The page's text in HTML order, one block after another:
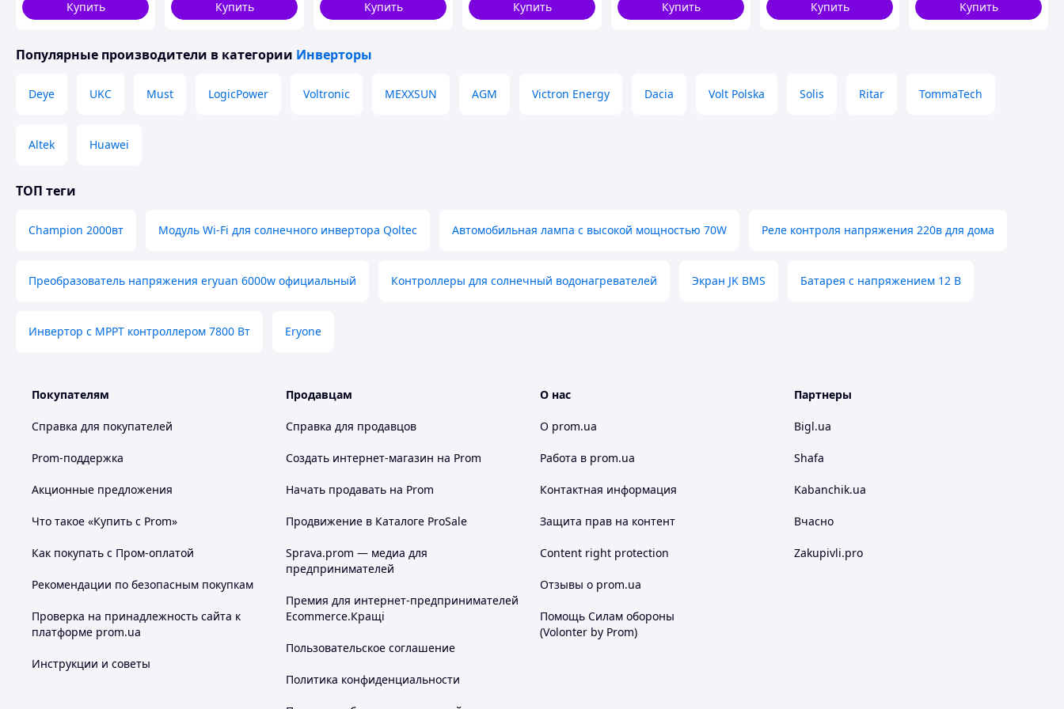
Идеально подходит для котлов, насосов, обогревателей, телевизоров, холодильников и другой
техники.
Преобразователь напряжения Power Inverter 6000Вт с чистым синусом 12в в 220в.
Номинальная мощность: 3000 Вт
Выходное напряжение ― 220 ± 5% Вольт, частота 50 Гц
Напряжение внешней аккумуляторной батареи ― 48 Вольт (не входит в комплект
КПД ― 85-90%
Светодиодный индикатор режима работы ― преобразование
Вентилятор принудительного охлаждения
Предупреждение о разряде аккумуляторной батареи ― 10.4-11.0 Вольт (звуковой сигнал)
Защита от разряда аккумуляторной батареи ― 9.7-10.3 Вольт (отключение)
Защита от короткого замыкания ― предохранитель
Похожие товары по характеристикам
Купить
Купить
Купить
Купить
Купить
волна
Купить
Купить
Популярные производители в категории Инверторы
Deye UKC Must LogicPower Voltronic MEXXSUN AGM Victron Energy Dacia Volt Polska Solis Ritar TommaTech
Altek Huawei
ТОП теги
Champion 2000вт Модуль Wi-Fi для солнечного инвертора Qoltec Автомобильная лампа с высокой мощностью 70W Реле контроля напряжения 220в для дома
Преобразователь напряжения eryuan 6000w официальный Контроллеры для солнечный водонагревателей Экран JK BMS Батарея с напряжением 12 В
Инвертор с MPPT контроллером 7800 Вт Eryone
Покупателям
Справка для покупателей
Prom-поддержка
Акционные предложения
Что такое «Купить с Prom»
Как покупать с Пром-оплатой
Рекомендации по безопасным покупкам
Проверка на принадлежность сайта к
платформе prom.ua
Инструкции и советы
Продавцам
Справка для продавцов
Создать интернет-магазин на Prom
Начать продавать на Prom
Продвижение в Каталоге ProSale
Sprava.prom — медиа для
предпринимателей
Премия для интернет-предпринимателей
Ecommerce.Кращі
Пользовательское соглашение
Политика конфиденциальности
О нас
О prom.ua
Работа в prom.ua
Контактная информация
Защита прав на контент
Content right protection
Отзывы о prom.ua
Помощь Силам обороны
(Volonter by Prom)
Партнеры
Bigl.ua
Shafa
Kabanchik.ua
Вчасно
Zakupivli.pro